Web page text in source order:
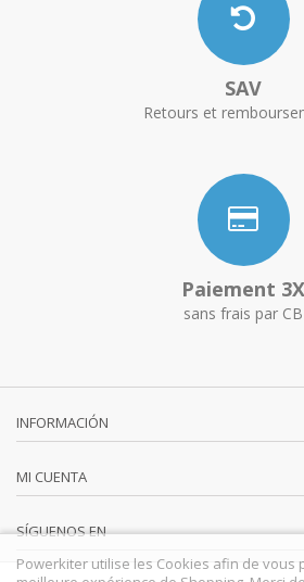
SAV
Retours et
Paiement 3X
sans frais par CB
INFORMACIÓN
MI CUENTA
SÍGUENOS EN
Powerkiter utilise les Cookies afin de vous